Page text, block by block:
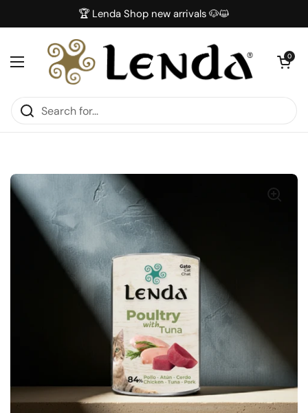
🏆 Lenda Shop new arrivals 🐶😺
Open menu
Open
0